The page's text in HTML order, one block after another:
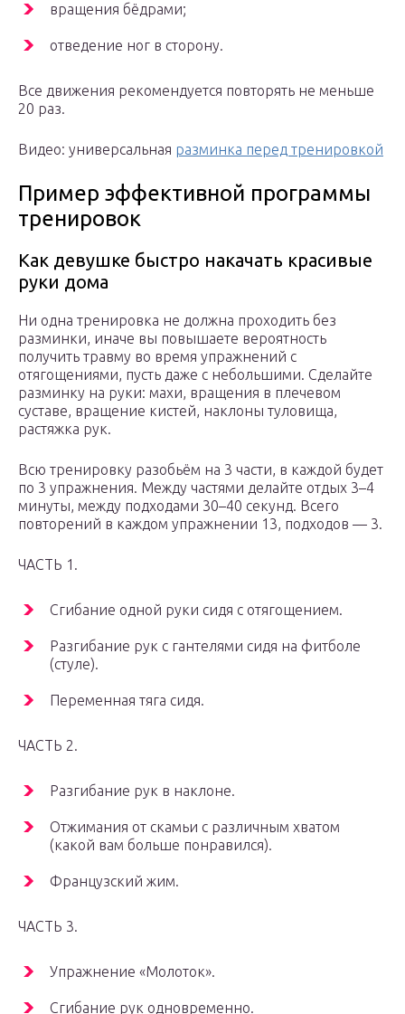
вращения бёдрами;
отведение ног в сторону.
Все движения рекомендуется повторять не меньше
20 раз.
Видео: универсальная разминка перед тренировкой
Пример эффективной программы
тренировок
Как девушке быстро накачать красивые
руки дома
Ни одна тренировка не должна проходить без
разминки, иначе вы повышаете вероятность
получить травму во время упражнений с
отягощениями, пусть даже с небольшими. Сделайте
разминку на руки: махи, вращения в плечевом
суставе, вращение кистей, наклоны туловища,
растяжка рук.
Всю тренировку разобьём на 3 части, в каждой будет
по 3 упражнения. Между частями делайте отдых 3–4
минуты, между подходами 30–40 секунд. Всего
повторений в каждом упражнении 13, подходов — 3.
ЧАСТЬ 1.
Сгибание одной руки сидя с отягощением.
Разгибание рук с гантелями сидя на фитболе
(стуле).
Переменная тяга сидя.
ЧАСТЬ 2.
Разгибание рук в наклоне.
Отжимания от скамьи с различным хватом
(какой вам больше понравился).
Французский жим.
ЧАСТЬ 3.
Упражнение «Молоток».
Сгибание рук одновременно.